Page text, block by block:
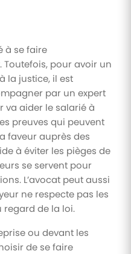
à se faire
pour avoir un
la justice, il est
par un expert
va aider le salarié à
preuves qui peuvent
faveur auprès des
à éviter les pièges de
se servent pour
L’avocat peut aussi
ne respecte pas les
regard de la loi.
ou devant les
de se faire